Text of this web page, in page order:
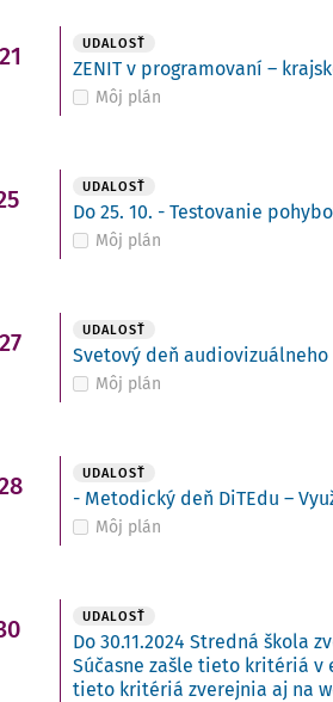
21 UDALOSŤ
ZENIT v programovaní –
Môj plán
UDALOSŤ
Do 25. 10. - Testovanie
Môj plán
27 UDALOSŤ
Svetový deň
Môj plán
UDALOSŤ
- Metodický deň DiTEdu –
Môj plán
UDALOSŤ
Do 30.11.2024 Stredná škola
Súčasne zašle tieto kritériá v
tieto kritériá zverejnia aj na